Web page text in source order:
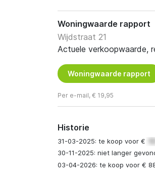
Woningwaarde rapport
Wijdstraat 21
Actuele verkoopwaarde,
Woningwaarde rapport
Per e-mail, € 19,95
Historie
31-03-2025: te koop voor €
30-11-2025: niet langer
03-04-2026: te koop voor €